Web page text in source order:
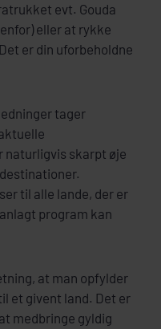
evt. Gouda
eller at rykke
er din uforbeholdne
tager
naturligvis skarpt øje
til alle lande, der er
program kan
at man opfylder
et givent land. Det er
medbringe gyldig